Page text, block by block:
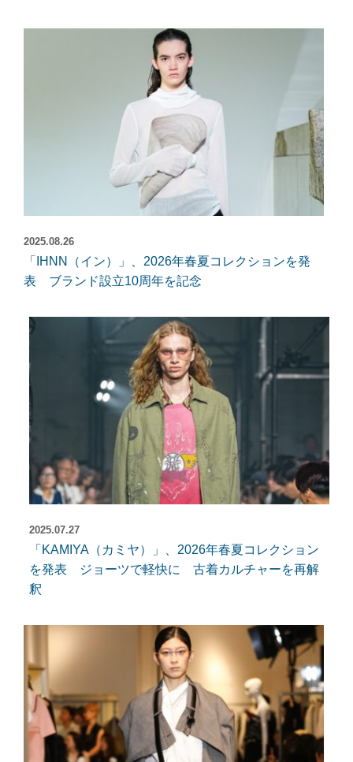
2025.08.26
「IHNN（イン）」、2026年春夏コレクションを発
表 ブランド設立10周年を記念
2025.07.27
「KAMIYA（カミヤ）」、2026年春夏コレクション
を発表 ジョーツで軽快に 古着カルチャーを再解
釈